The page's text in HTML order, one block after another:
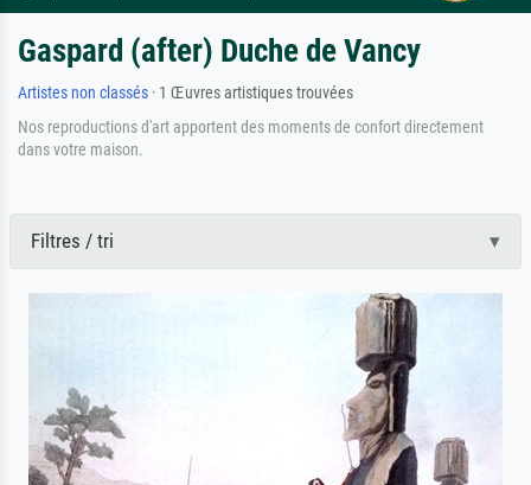
Gaspard (after) Duche de Vancy
Artistes non classés · 1 Œuvres artistiques trouvées
Nos reproductions d'art apportent des moments de confort directement
dans votre maison.
Filtres / tri